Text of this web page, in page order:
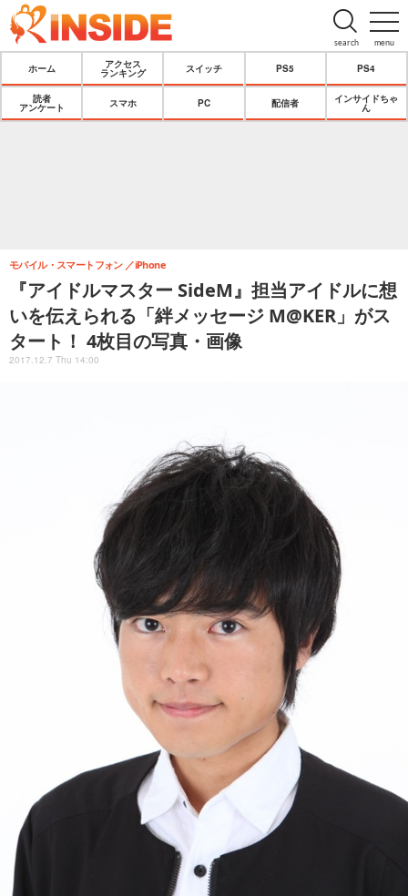
menu
search
ホーム
アクセス
ランキング
スイッチ PS5 PS4
読者
アンケート
スマホ PC 配信者
インサイドちゃ
ん
『アイドルマスター SideM』担当アイドルに想
いを伝えられる「絆メッセージ M@KER」がス
タート！ 4枚目の写真・画像
モバイル・スマートフォン iPhone
2017.12.7 Thu 14:00